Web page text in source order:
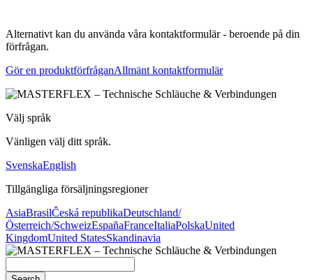
Alternativt kan du använda våra kontaktformulär - beroende på din
förfrågan.
Gör en produktförfråganAllmänt kontaktformulär
Välj språk
Vänligen välj ditt språk.
SvenskaEnglish
Tillgängliga försäljningsregioner
AsiaBrasilČeská republikaDeutschland/
Österreich/SchweizEspañaFranceItaliaPolskaUnited
KingdomUnited StatesSkandinavia